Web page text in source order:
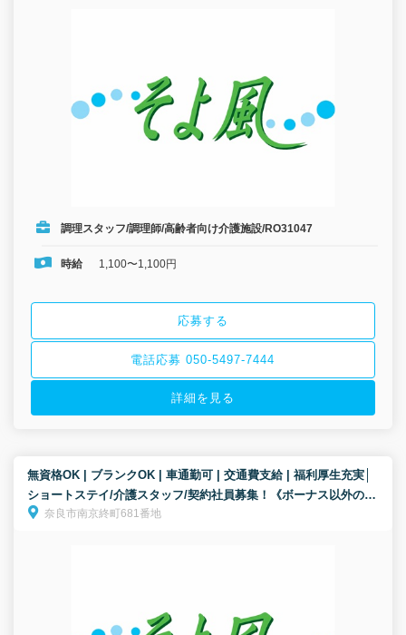
調理スタッフ/調理師/高齢者向け介護施設/RO31047
時給 1,100〜1,100円
応募する
電話応募 050-5497-7444
詳細を見る
無資格OK | ブランクOK | 車通勤可 | 交通費支給 | 福利厚生充実│
ショートステイ/介護スタッフ/契約社員募集！《ボーナス以外の特
別報酬、約34万円の支給実績！》
奈良市南京終町681番地